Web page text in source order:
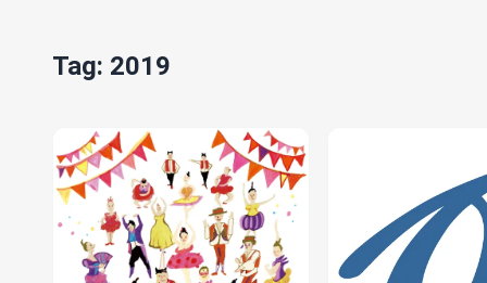
Tag: 2019